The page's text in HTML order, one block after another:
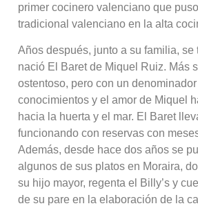
primer cocinero valenciano que
tradicional valenciano en la alta
Años después, junto a su familia, se
nació El Baret de Miquel Ruiz. Más
ostentoso, pero con un
conocimientos y el amor de Miquel
hacia la huerta y el mar. El Baret
funcionando con reservas con
Además, desde hace dos años se
algunos de sus platos en Moraira,
su hijo mayor, regenta el Billy’s y
de su pare en la elaboración de la